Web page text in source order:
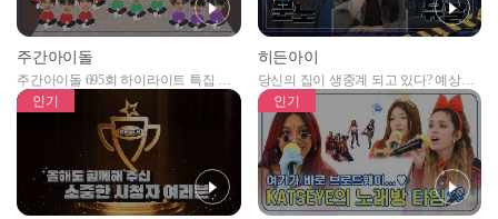
주간아이돌
주간아이돌 695회 하이라이트 특집 남
자아이돌편 예고
히든아이
당신의 집이 생중계 되고 있다? 예상치
못한 곳에서 일어나는 불법촬영 범죄!
인기 인기